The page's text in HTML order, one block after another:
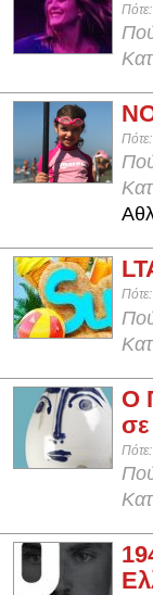
Πότε:
Πότε:
Πότε:
Ο
Πότε: